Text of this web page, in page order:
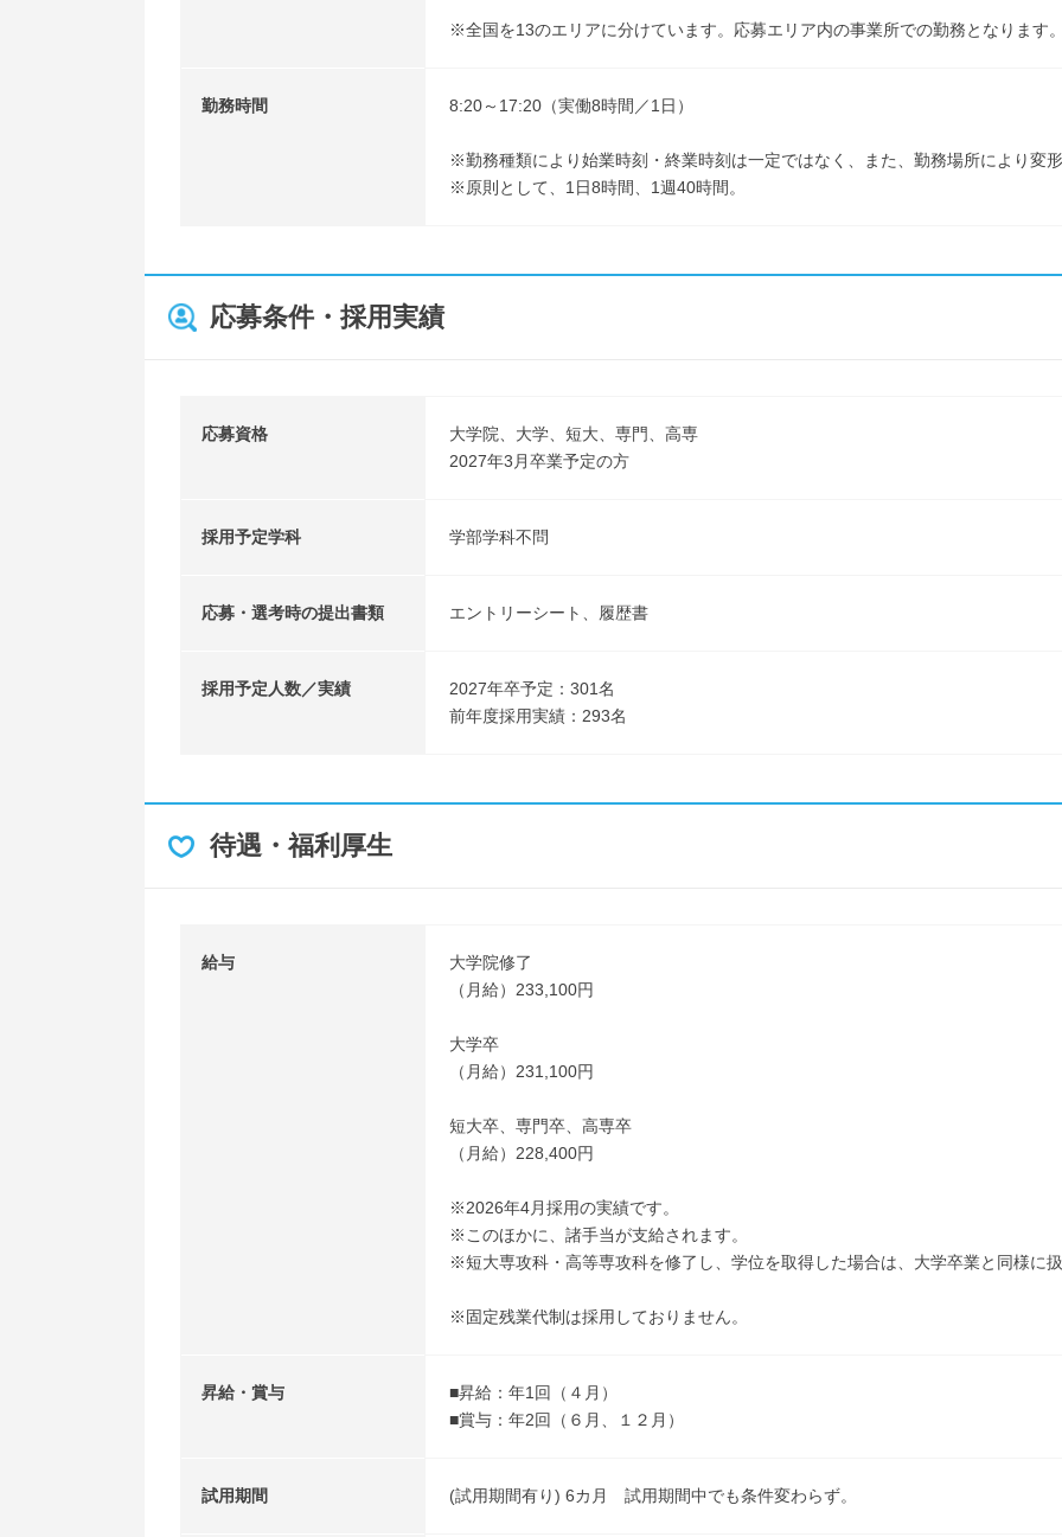
※全国を13のエリアに分けています。応募エリア内の事業所での勤務となります。
勤務時間 8:20～17:20（実働8時間／1日）
※勤務種類により始業時刻・終業時刻は一定ではなく、また、勤務場所により変
※原則として、1日8時間、1週40時間。
応募条件・採用実績
応募資格
大学院、大学、短大、専門、高専
2027年3月卒業予定の方
採用予定学科 学部学科不問
応募・選考時の提出書類 エントリーシート、履歴書
採用予定人数／実績
2027年卒予定：301名
前年度採用実績：293名
待遇・福利厚生
給与
大学院修了
（月給）233,100円
大学卒
（月給）231,100円
短大卒、専門卒、高専卒
（月給）228,400円
※2026年4月採用の実績です。
※このほかに、諸手当が支給されます。
※短大専攻科・高等専攻科を修了し、学位を取得した場合は、大学卒業と同様に扱
※固定残業代制は採用しておりません。
昇給・賞与
■昇給：年1回（４月）
■賞与：年2回（６月、１２月）
試用期間 (試用期間有り) 6カ月 試用期間中でも条件変わらず。